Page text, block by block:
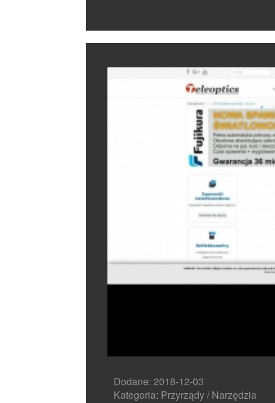
Dodane: 2018-12-03
Kategoria: Przyrządy / Narzędzia